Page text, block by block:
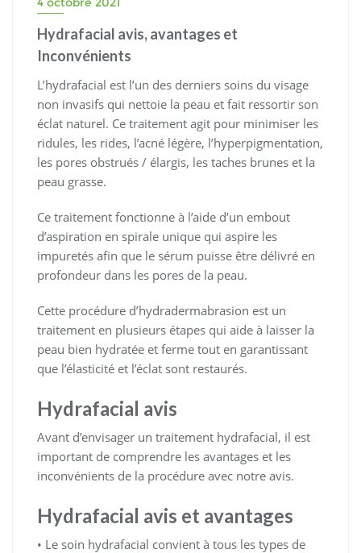
Hydrafacial avis, avantages et
Inconvénients
L’hydrafacial est l’un des derniers soins du visage
non invasifs qui nettoie la peau et fait ressortir son
éclat naturel. Ce traitement agit pour minimiser les
ridules, les rides, l’acné légère, l’hyperpigmentation,
les pores obstrués / élargis, les taches brunes et la
peau grasse.
Ce traitement fonctionne à l’aide d’un embout
d’aspiration en spirale unique qui aspire les
impuretés afin que le sérum puisse être délivré en
profondeur dans les pores de la peau.
Cette procédure d’hydradermabrasion est un
traitement en plusieurs étapes qui aide à laisser la
peau bien hydratée et ferme tout en garantissant
que l’élasticité et l’éclat sont restaurés.
Hydrafacial avis
Avant d’envisager un traitement hydrafacial, il est
important de comprendre les avantages et les
inconvénients de la procédure avec notre avis.
Hydrafacial avis et avantages
• Le soin hydrafacial convient à tous les types de